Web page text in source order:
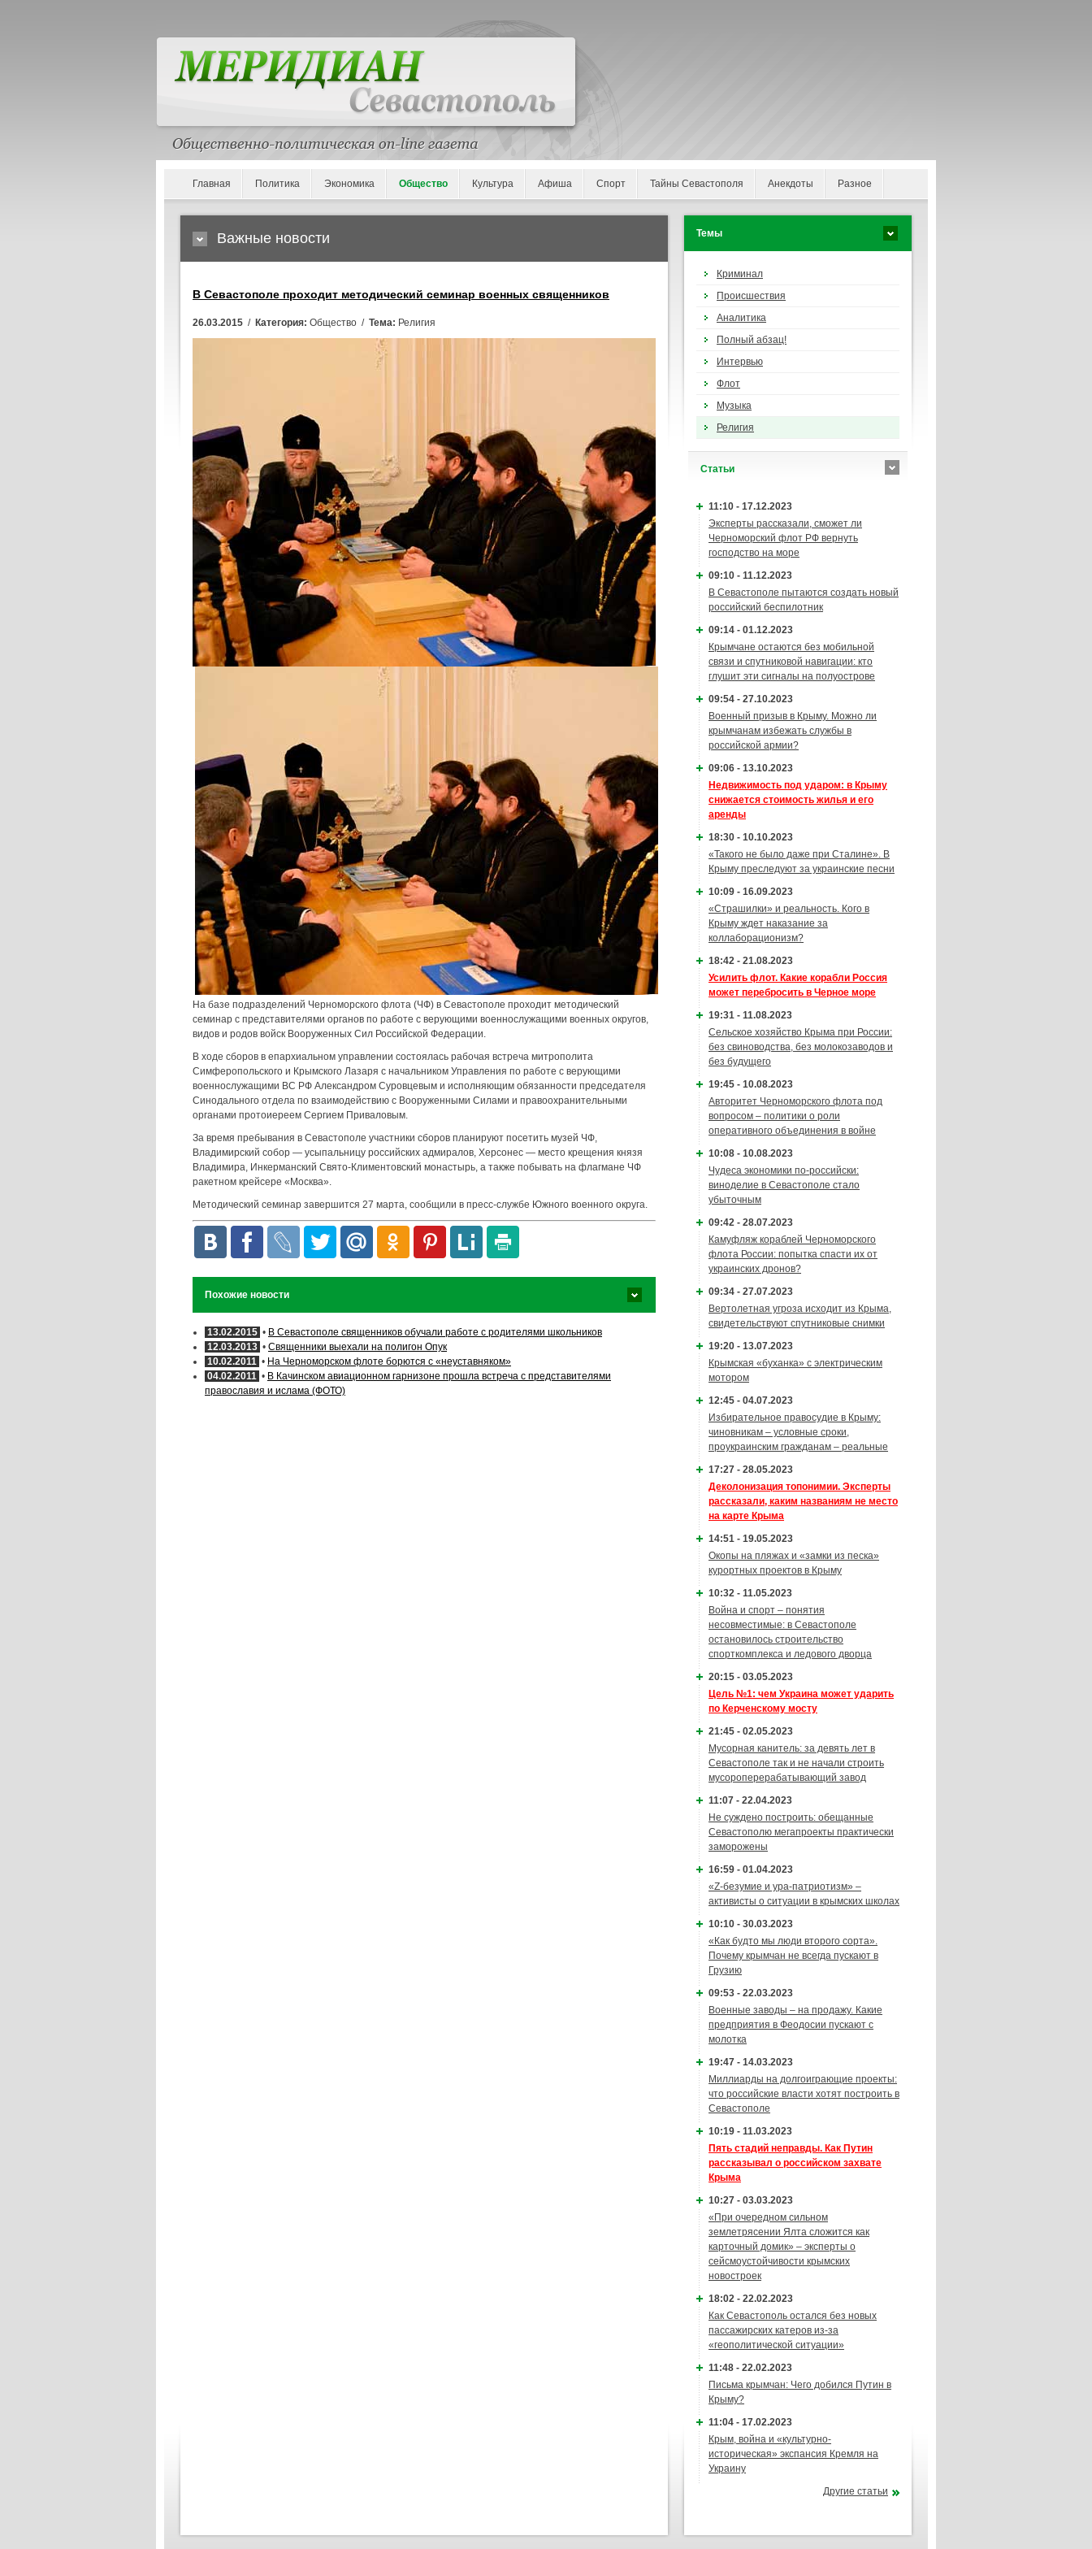
Главная Политика Экономика Общество Культура Афиша Спорт Тайны Севастополя Анекдоты Разное
Важные новости
В Севастополе проходит методический семинар военных священников
26.03.2015 / Категория: Общество / Тема: Религия
На базе подразделений Черноморского флота (ЧФ) в Севастополе проходит методический
семинар с представителями органов по работе с верующими военнослужащими военных округов,
видов и родов войск Вооруженных Сил Российской Федерации.
В ходе сборов в епархиальном управлении состоялась рабочая встреча митрополита
Симферопольского и Крымского Лазаря с начальником Управления по работе с верующими
военнослужащими ВС РФ Александром Суровцевым и исполняющим обязанности председателя
Синодального отдела по взаимодействию с Вооруженными Силами и правоохранительными
органами протоиереем Сергием Приваловым.
За время пребывания в Севастополе участники сборов планируют посетить музей ЧФ,
Владимирский собор — усыпальницу российских адмиралов, Херсонес — место крещения князя
Владимира, Инкерманский Свято-Климентовский монастырь, а также побывать на флагмане ЧФ
ракетном крейсере «Москва».
Методический семинар завершится 27 марта, сообщили в пресс-службе Южного военного округа.
Похожие новости
13.02.2015 • В Севастополе священников обучали работе с родителями школьников
12.03.2013 • Священники выехали на полигон Опук
10.02.2011 • На Черноморском флоте борются с «неуставняком»
04.02.2011 • В Качинском авиационном гарнизоне прошла встреча с представителями
православия и ислама (ФОТО)
Темы
Криминал
Происшествия
Аналитика
Полный абзац!
Интервью
Флот
Музыка
Религия
Cтатьи
11:10 - 17.12.2023
Эксперты рассказали, сможет ли
Черноморский флот РФ вернуть
господство на море
09:10 - 11.12.2023
В Севастополе пытаются создать новый
российский беспилотник
09:14 - 01.12.2023
Крымчане остаются без мобильной
связи и спутниковой навигации: кто
глушит эти сигналы на полуострове
09:54 - 27.10.2023
Военный призыв в Крыму. Можно ли
крымчанам избежать службы в
российской армии?
09:06 - 13.10.2023
Недвижимость под ударом: в Крыму
снижается стоимость жилья и его
аренды
18:30 - 10.10.2023
«Такого не было даже при Сталине». В
Крыму преследуют за украинские песни
10:09 - 16.09.2023
«Страшилки» и реальность. Кого в
Крыму ждет наказание за
коллаборационизм?
18:42 - 21.08.2023
Усилить флот. Какие корабли Россия
может перебросить в Черное море
19:31 - 11.08.2023
Сельское хозяйство Крыма при России:
без свиноводства, без молокозаводов и
без будущего
19:45 - 10.08.2023
Авторитет Черноморского флота под
вопросом – политики о роли
оперативного объединения в войне
10:08 - 10.08.2023
Чудеса экономики по-российски:
виноделие в Севастополе стало
убыточным
09:42 - 28.07.2023
Камуфляж кораблей Черноморского
флота России: попытка спасти их от
украинских дронов?
09:34 - 27.07.2023
Вертолетная угроза исходит из Крыма,
свидетельствуют спутниковые снимки
19:20 - 13.07.2023
Крымская «буханка» с электрическим
мотором
12:45 - 04.07.2023
Избирательное правосудие в Крыму:
чиновникам – условные сроки,
проукраинским гражданам – реальные
17:27 - 28.05.2023
Деколонизация топонимии. Эксперты
рассказали, каким названиям не место
на карте Крыма
14:51 - 19.05.2023
Окопы на пляжах и «замки из песка»
курортных проектов в Крыму
10:32 - 11.05.2023
Война и спорт – понятия
несовместимые: в Севастополе
остановилось строительство
спорткомплекса и ледового дворца
20:15 - 03.05.2023
Цель №1: чем Украина может ударить
по Керченскому мосту
21:45 - 02.05.2023
Мусорная канитель: за девять лет в
Севастополе так и не начали строить
мусороперерабатывающий завод
11:07 - 22.04.2023
Не суждено построить: обещанные
Севастополю мегапроекты практически
заморожены
16:59 - 01.04.2023
«Z-безумие и ура-патриотизм» –
активисты о ситуации в крымских школах
10:10 - 30.03.2023
«Как будто мы люди второго сорта».
Почему крымчан не всегда пускают в
Грузию
09:53 - 22.03.2023
Военные заводы – на продажу. Какие
предприятия в Феодосии пускают с
молотка
19:47 - 14.03.2023
Миллиарды на долгоиграющие проекты:
что российские власти хотят построить в
Севастополе
10:19 - 11.03.2023
Пять стадий неправды. Как Путин
рассказывал о российском захвате
Крыма
10:27 - 03.03.2023
«При очередном сильном
землетрясении Ялта сложится как
карточный домик» – эксперты о
сейсмоустойчивости крымских
новостроек
18:02 - 22.02.2023
Как Севастополь остался без новых
пассажирских катеров из-за
«геополитической ситуации»
11:48 - 22.02.2023
Письма крымчан: Чего добился Путин в
Крыму?
11:04 - 17.02.2023
Крым, война и «культурно-
историческая» экспансия Кремля на
Украину
Другие статьи